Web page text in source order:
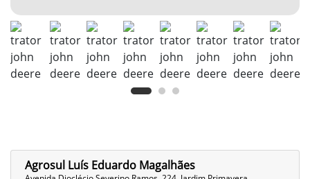
Agrosul Luís Eduardo Magalhães